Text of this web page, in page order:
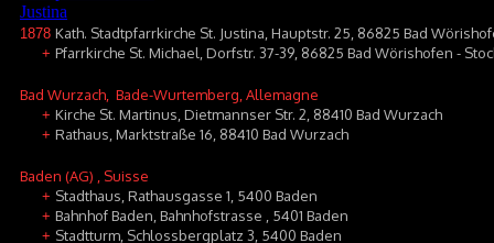
1878 Kath. Stadtpfarrkirche St. Justina, Hauptstr. 25, 86825 Bad
+ Pfarrkirche St. Michael, Dorfstr. 37-39, 86825 Bad Wörishofen -
Bad Wurzach , Bade-Wurtemberg, Allemagne
+ Kirche St. Martinus, Dietmannser Str. 2, 88410 Bad Wurzach
+ Rathaus, Marktstraße 16, 88410 Bad Wurzach
Baden (AG) , Suisse
+ Stadthaus, Rathausgasse 1, 5400 Baden
+ Bahnhof Baden, Bahnhofstrasse , 5401 Baden
+ Stadtturm, Schlossbergplatz 3, 5400 Baden